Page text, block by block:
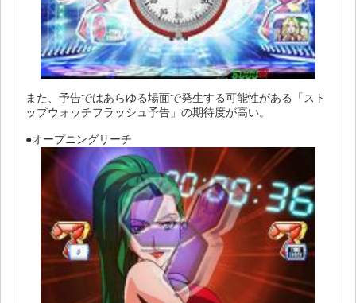
また、予告ではあらゆる場面で発生する可能性がある「スト
ップウォッチフラッシュ予告」の期待度が高い。
●オープニングリーチ